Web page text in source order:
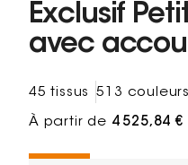
Exclusif
avec
45 tissus 513 couleurs
À partir de 4 525,84 €